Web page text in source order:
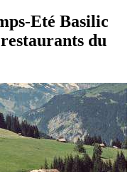
Eté Basilic
du